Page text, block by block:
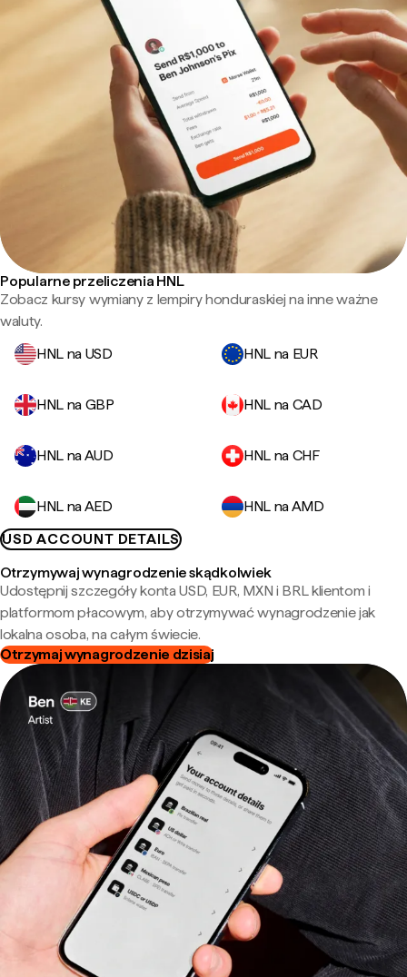
Popularne przeliczenia HNL
Zobacz kursy wymiany z lempiry honduraskiej na inne ważne
waluty.
HNL na USD
HNL na EUR
HNL na GBP HNL na CAD
HNL na AUD HNL na CHF
HNL na AED
HNL na AMD
USD ACCOUNT DETAILS
Otrzymywaj wynagrodzenie skądkolwiek
Udostępnij szczegóły konta USD, EUR, MXN i BRL klientom i
platformom płacowym, aby otrzymywać wynagrodzenie jak
lokalna osoba, na całym świecie.
Otrzymaj wynagrodzenie dzisiaj